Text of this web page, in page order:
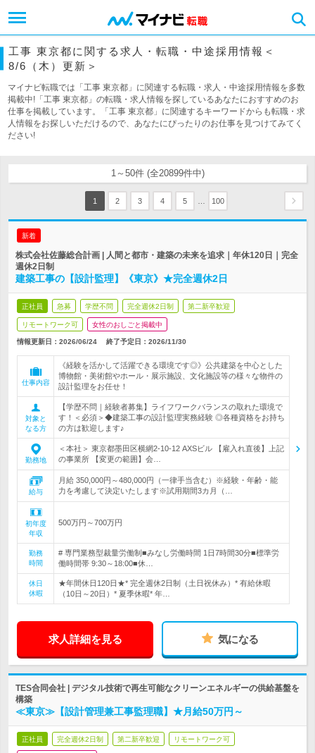
工事 東京都に関する求人・転職・中途採用情報＜
8/6（木）更新＞
マイナビ転職では「工事 東京都」に関連する転職・求人・中途採用情報を多数
掲載中!「工事 東京都」の転職・求人情報を探しているあなたにおすすめのお
仕事を掲載しています。「工事 東京都」に関連するキーワードからも転職・求
人情報をお探しいただけるので、あなたにぴったりのお仕事を見つけてみてく
ださい!
1～50件 (全20899件中)
1 2 3 4 5 100
新着
株式会社佐藤総合計画 | 人間と都市・建築の未来を追求｜年休120日｜完全
週休2日制
建築工事の【設計監理】《東京》★完全週休2日
正社員 急募 学歴不問 完全週休2日制 第二新卒歓迎
リモートワーク可 女性のおしごと掲載中
情報更新日：2026/06/24 終了予定日： 2026/11/30
仕事内容
《経験を活かして活躍できる環境です◎》公共建築を中心とした
博物館・美術館やホール・展示施設、文化施設等の様々な物件の
設計監理をお任せ！
対象と
なる方
【学歴不問｜経験者募集】ライフワークバランスの取れた環境で
す！＜必須＞◆建築工事の設計監理実務経験 ◎各種資格をお持ち
の方は歓迎します♪
勤務地
＜本社＞ 東京都墨田区横網2-10-12 AXSビル 【雇入れ直後】上記
の事業所 【変更の範囲】会…
給与
月給 350,000円～480,000円（一律手当含む）※経験・年齢・能
力を考慮して決定いたします※試用期間3カ月（…
初年度
年収
500万円～700万円
勤務
時間
# 専門業務型裁量労働制■みなし労働時間 1日7時間30分■標準労
働時間帯 9:30～18:00■休…
休日
休暇
★年間休日120日★* 完全週休2日制（土日祝休み）* 有給休暇
（10日～20日）* 夏季休暇* 年…
求人詳細を見る 気になる
TES合同会社 | デジタル技術で再生可能なクリーンエネルギーの供給基盤を
構築
≪東京≫【設計管理兼工事監理職】★月給50万円～
正社員 完全週休2日制 第二新卒歓迎 リモートワーク可